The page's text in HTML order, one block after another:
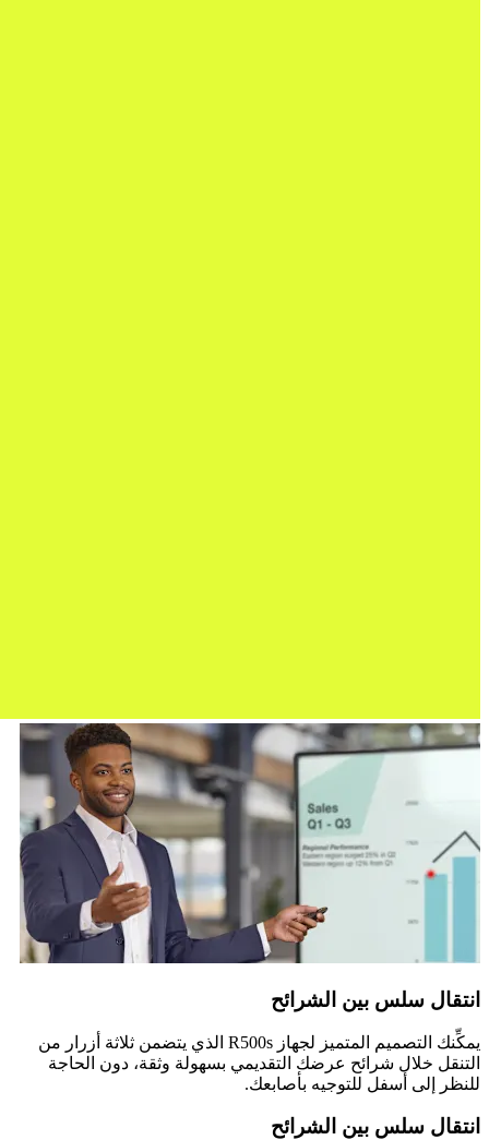
انتقال سلس بين الشرائح
يمكِّنك التصميم المتميز لجهاز R500s الذي يتضمن ثلاثة أزرار من
التنقل خلال شرائح عرضك التقديمي بسهولة وثقة، دون الحاجة
للنظر إلى أسفل للتوجيه بأصابعك.
انتقال سلس بين الشرائح